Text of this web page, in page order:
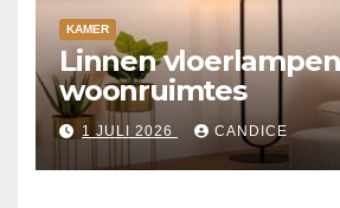
KAMER
Linnen
woonruimtes
1 JULI 2026 CANDICE